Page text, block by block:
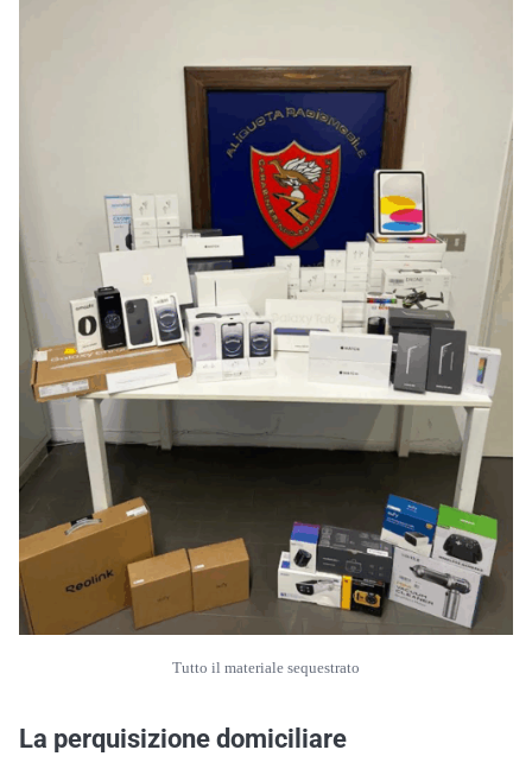
Tutto il materiale sequestrato
La perquisizione domiciliare